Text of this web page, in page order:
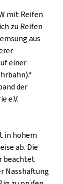
mit Reifen
zu Reifen
aus
einer
der
e.V.
in hohem
ab. Die
beachtet
Nasshaftung